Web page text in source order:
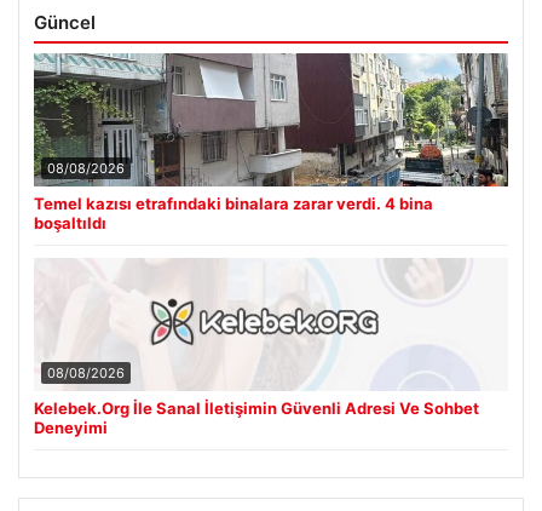
Güncel
08/08/2026
Temel kazısı etrafındaki binalara zarar verdi. 4 bina
boşaltıldı
08/08/2026
Kelebek.Org İle Sanal İletişimin Güvenli Adresi Ve Sohbet
Deneyimi